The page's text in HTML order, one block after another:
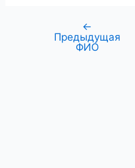
Навигация←
Предыдущая
ФИО